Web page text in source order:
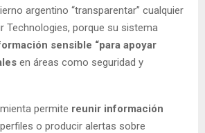
argentino “transparentar” cualquier
Technologies, porque su sistema
sensible “para apoyar
en áreas como seguridad y
permite reunir información
o producir alertas sobre